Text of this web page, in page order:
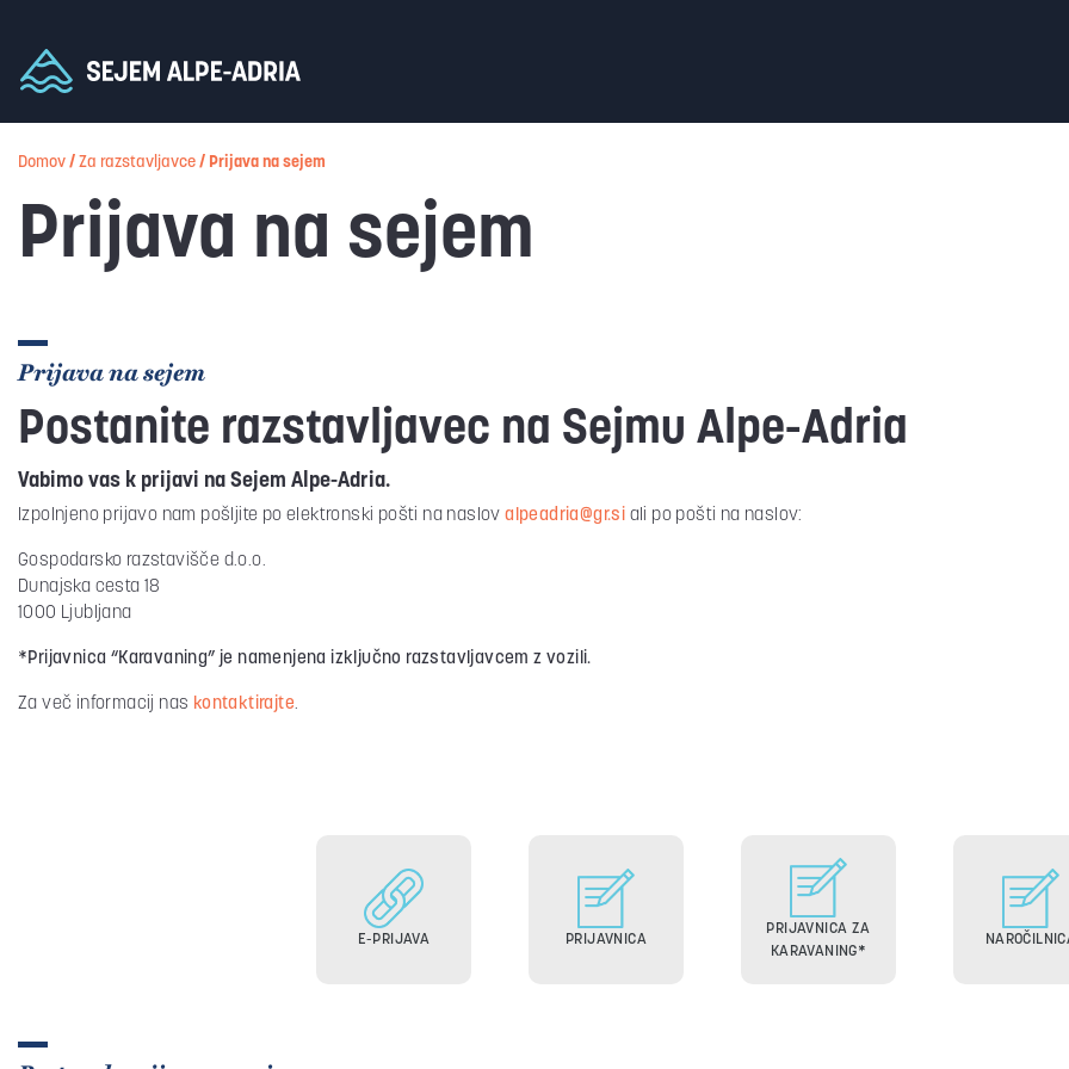
Domov / Za razstavljavce / Prijava na sejem
Prijava na sejem
Prijava na sejem
Postanite razstavljavec na Sejmu Alpe-Adria
Vabimo vas k prijavi na Sejem Alpe-Adria.
Izpolnjeno prijavo nam pošljite po elektronski pošti na naslovalpeadria@gr.si ali po pošti na naslov:
Gospodarsko razstavišče d.o.o.
Dunajska cesta 18
1000 Ljubljana
*Prijavnica “Karavaning” je namenjena izključno razstavljavcem z vozili.
Za več informacij nas kontaktirajte.
E-PRIJAVA PRIJAVNICA
PRIJAVNICA ZA
KARAVANING*